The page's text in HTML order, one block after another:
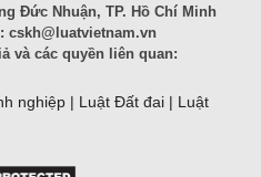
Đức Nhuận, TP. Hồ Chí Minh
cskh@luatvietnam.vn
và các quyền liên quan:
nghiệp | Luật Đất đai | Luật